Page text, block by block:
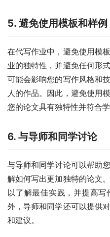
5. 避免使用模板和样例
在代写作业中，避免使用模
业的独特性，并避免任何形
可能会影响您的写作风格和
人的作品。因此，避免使用
您的论文具有独特性并符合学
6. 与导师和同学讨论
与导师和同学讨论可以帮助
解如何写出更加独特的论文
以了解最佳实践，并提高
外，导师和同学还可以提供
和建议。